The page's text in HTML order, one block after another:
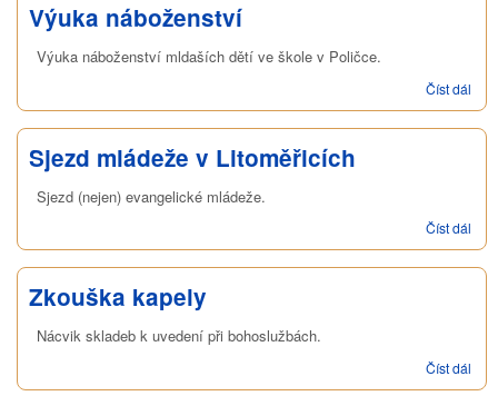
Výuka náboženství
Výuka náboženství mldaších dětí ve škole v Poličce.
Číst dál
Sjezd mládeže v Litoměřicích
Sjezd (nejen) evangelické mládeže.
Číst dál
Zkouška kapely
Nácvik skladeb k uvedení při bohoslužbách.
Číst dál